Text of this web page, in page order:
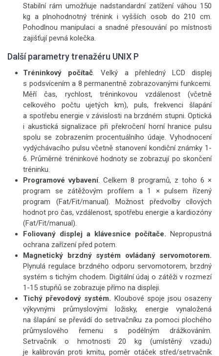
Stabilní rám umožňuje nadstandardní zatížení váhou 150
kg a plnohodnotný trénink i vyšších osob do 210 cm.
Pohodlnou manipulaci a snadné přesouvání po místnosti
zajišťují pevná kolečka.
Další parametry trenažéru UNIX P
Tréninkový počítač. Velký a přehledný LCD displej
s podsvícením a 8 permanentně zobrazovanými funkcemi.
Měří čas, rychlost, tréninkovou vzdálenost (včetně
celkového počtu ujetých km), puls, frekvenci šlapání
a spotřebu energie v závislosti na brzdném stupni. Optická
i akustická signalizace při překročení horní hranice pulsu
spolu se zobrazením procentuálního údaje. Vyhodnocení
vydýchávacího pulsu včetně stanovení kondiční známky 1-
6. Průměrné tréninkové hodnoty se zobrazují po skončení
tréninku.
Programové vybavení. Celkem 8 programů, z toho 6 ×
program se zátěžovým profilem a 1 × pulsem řízený
program (Fat/Fit/manual). Možnost předvolby cílových
hodnot pro čas, vzdálenost, spotřebu energie a kardiozóny
(Fat/Fit/manual).
Foliovaný displej a klávesnice počítače. Nepropustná
ochrana zařízení před potem.
Magnetický brzdný systém ovládaný servomotorem.
Plynulá regulace brzdného odporu servomotorem, brzdný
systém s tichým chodem. Digitální údaj o zátěži v rozmezí
1-15 stupňů se zobrazuje přímo na displeji.
Tichý převodový systém. Kloubové spoje jsou osazeny
výkyvnými průmyslovými ložisky, energie vynaložená
na šlapání se převádí do setrvačníku za pomoci plochého
průmyslového řemenu s podélným drážkováním.
Setrvačník o hmotnosti 20 kg (umístěný vzadu)
je kalibrován proti kmitu, poměr otáček střed/setrvačník